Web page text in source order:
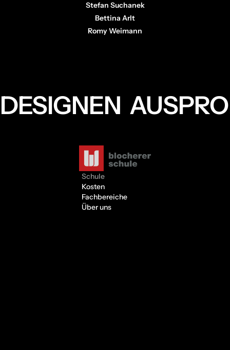
Stefan Suchanek
Bettina Arlt
Romy Weimann
DESIGNEN
Schule
Kosten
Fachbereiche
Über uns